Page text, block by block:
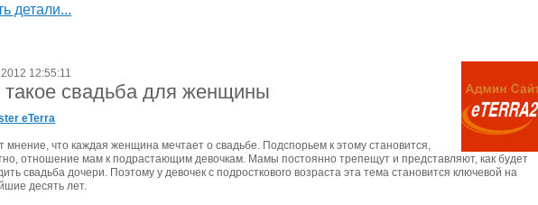
детали...
12:55:11
такое свадьба для женщины
eTerra
мнение, что каждая женщина мечтает о свадьбе. Подспорьем к этому становится,
отношение мам к подрастающим девочкам. Мамы постоянно трепещут и представляют, как будет
свадьба дочери. Поэтому у девочек с подросткового возраста эта тема становится ключевой на
десять лет.